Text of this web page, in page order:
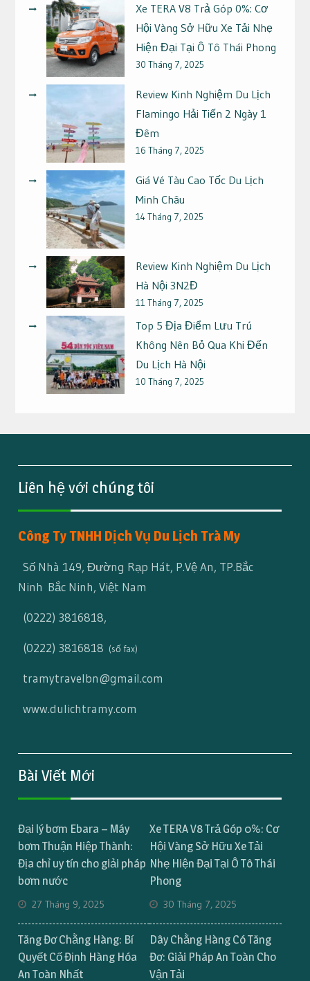
Xe TERA V8 Trả Góp 0%: Cơ
Hội Vàng Sở Hữu Xe Tải Nhẹ
Hiện Đại Tại Ô Tô Thái Phong
30 Tháng 7, 2025
Review Kinh Nghiệm Du Lịch
Flamingo Hải Tiến 2 Ngày 1
Đêm
16 Tháng 7, 2025
Giá Vé Tàu Cao Tốc Du Lịch
Minh Châu
14 Tháng 7, 2025
Review Kinh Nghiệm Du Lịch
Hà Nội 3N2Đ
11 Tháng 7, 2025
Top 5 Địa Điểm Lưu Trú
Không Nên Bỏ Qua Khi Đến
Du Lịch Hà Nội
10 Tháng 7, 2025
Liên hệ với chúng tôi
Công Ty TNHH Dịch Vụ Du Lịch Trà My
Số Nhà 149, Đường Rạp Hát, P.Vệ An, TP.Bắc
Ninh Bắc Ninh, Việt Nam
(0222) 3816818,
(0222) 3816818 (số fax)
tramytravelbn@gmail.com
www.dulichtramy.com
Bài Viết Mới
Đại lý bơm Ebara – Máy
bơm Thuận Hiệp Thành:
Địa chỉ uy tín cho giải pháp
bơm nước
27 Tháng 9, 2025
Xe TERA V8 Trả Góp 0%: Cơ
Hội Vàng Sở Hữu Xe Tải
Nhẹ Hiện Đại Tại Ô Tô Thái
Phong
30 Tháng 7, 2025
Tăng Đơ Chằng Hàng: Bí
Quyết Cố Định Hàng Hóa
An Toàn Nhất
Dây Chằng Hàng Có Tăng
Đơ: Giải Pháp An Toàn Cho
Vận Tải